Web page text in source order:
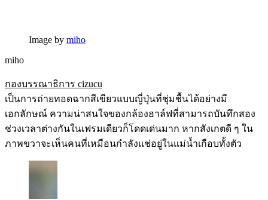
Image by miho
miho
กองบรรณาธิการ cizucu
เป็นการถ่ายทอดฉากสีเขียวแบบญี่ปุ่นที่ชุ่มชื้นได้อย่างมี
เอกลักษณ์ ความน่าสนใจของกล้องฮาล์ฟที่สามารถบันทึกสอง
ช่วงเวลาต่างกันในเฟรมเดียวก็โดดเด่นมาก หากสังเกตดี ๆ ใน
ภาพขวาจะเห็นคนที่เหมือนกำลังแช่อยู่ในแม่น้ำเกือบทั้งตัว